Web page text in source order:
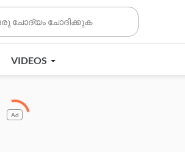
VIDEOS
Ad